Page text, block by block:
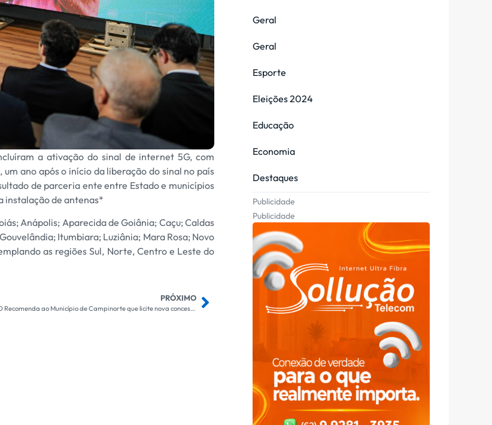
a ativação do sinal de internet 5G, com
ano após o início da liberação do sinal no país
de parceria ente entre Estado e municípios
instalação de antenas*
Anápolis; Aparecida de Goiânia; Caçu; Caldas
Itumbiara; Luziânia; Mara Rosa; Novo
as regiões Sul, Norte, Centro e Leste do
PRÓXIMO
MPGO Recomenda ao Município de Campinorte que licite nova concessionária para o serviço público funerário
Geral
Geral
Esporte
Eleições 2024
Educação
Economia
Destaques
Publicidade
Publicidade